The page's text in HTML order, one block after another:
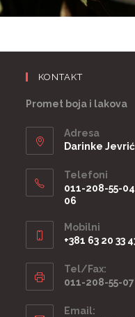
KONTAKT
Promet boja i lakova
Adresa
Darinke
Telefoni
011-208-55-
06
Mobilni
+381 63 20 33
Tel/Fax:
011-208-55-07
Email: